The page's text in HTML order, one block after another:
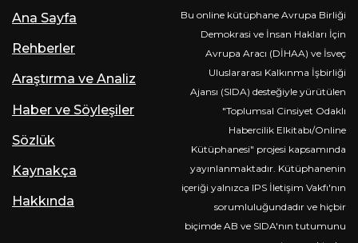
Ana Sayfa
Rehberler
Araştırma ve Analiz
Haber ve Söyleşiler
Sözlük
Kaynakça
Hakkında
Bu online kütüphane Avrupa Birliği
Demokrasi ve İnsan Hakları İçin
Avrupa Aracı (DİHAA) ve İsveç
Uluslararası Kalkınma İşbirliği
Ajansı (SIDA) desteğiyle yürütülen
"Toplumsal Cinsiyet Odaklı
Habercilik Elkitabı/Online
Kütüphanesi" projesi kapsamında
yayınlanmaktadır. Kütüphanenin
içeriği yalnızca IPS İletişim Vakfı'nın
sorumluluğundadır ve hiçbir
biçimde AB ve SIDA'nın tutumunu